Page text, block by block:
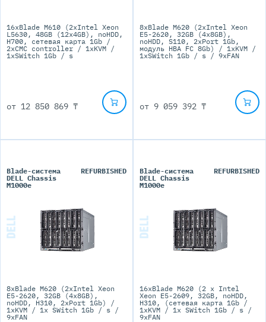
16xBlade M610 (2xIntel Xeon
L5630, 48GB (12x4GB), noHDD,
H700, сетевая карта 1Gb /
2xCMC controller / 1xKVM /
1xSWitch 1Gb / s
от 12 850 869 ₸
8xBlade M620 (2xIntel Xeon
E5-2620, 32GB (4x8GB),
noHDD, S110, 2xPort 1Gb,
модуль HBA FC 8Gb) / 1xKVM /
1xSWitch 1Gb / s / 9xFAN
от 9 059 392 ₸
Blade-система
DELL Chassis
M1000e
REFURBISHED
8xBlade M620 (2xIntel Xeon
E5-2620, 32GB (4x8GB),
noHDD, H310, 2xPort 1Gb) /
1xKVM / 1x SWitch 1Gb / s /
9xFAN
Blade-система
DELL Chassis
M1000e
REFURBISHED
16xBlade M620 (2 x Intel
Xeon E5-2609, 32GB, noHDD,
H310, (сетевая карта 1Gb /
1xKVM / 1x SWitch 1Gb / s /
9xFAN